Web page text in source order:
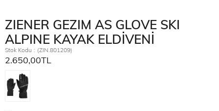
ZIENER GEZIM AS GLOVE SKI
ALPINE KAYAK ELDİVENİ
Stok Kodu (ZIN.801209)
2.650,00TL